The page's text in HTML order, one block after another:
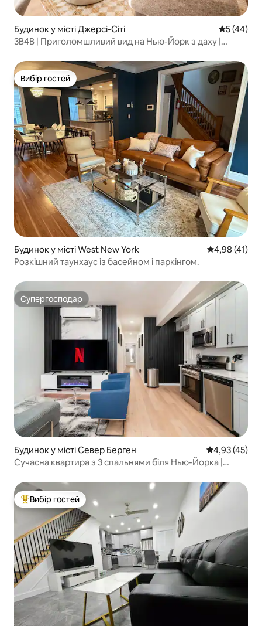
Будинок у місті Джерсі-Сіті Середня
5 (44)
3B4B | Приголомшливий вид на Нью-Йорк з даху |
Вибір гостей
Вибір гостей
Будинок у місті West New York Середня
4,98 (41)
Розкішний таунхаус із басейном і паркінгом.
Супергосподар
Супергосподар
Будинок у місті Север Берген Середня
4,93 (45)
Сучасна квартира з 3 спальнями біля Нью-Йорка |
Топ вибір гостей
Вибір гостей